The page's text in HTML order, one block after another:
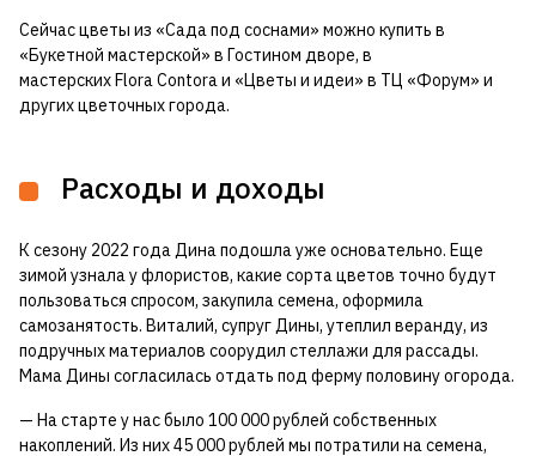
Сейчас цветы из «Сада под соснами» можно купить в
«Букетной мастерской» в Гостином дворе, в
мастерских Flora Contora и «Цветы и идеи» в ТЦ «Форум» и
других цветочных города.
Расходы и доходы
К сезону 2022 года Дина подошла уже основательно. Еще
зимой узнала у флористов, какие сорта цветов точно будут
пользоваться спросом, закупила семена, оформила
самозанятость. Виталий, супруг Дины, утеплил веранду, из
подручных материалов соорудил стеллажи для рассады.
Мама Дины согласилась отдать под ферму половину огорода.
— На старте у нас было 100 000 рублей собственных
накоплений. Из них 45 000 рублей мы потратили на семена,